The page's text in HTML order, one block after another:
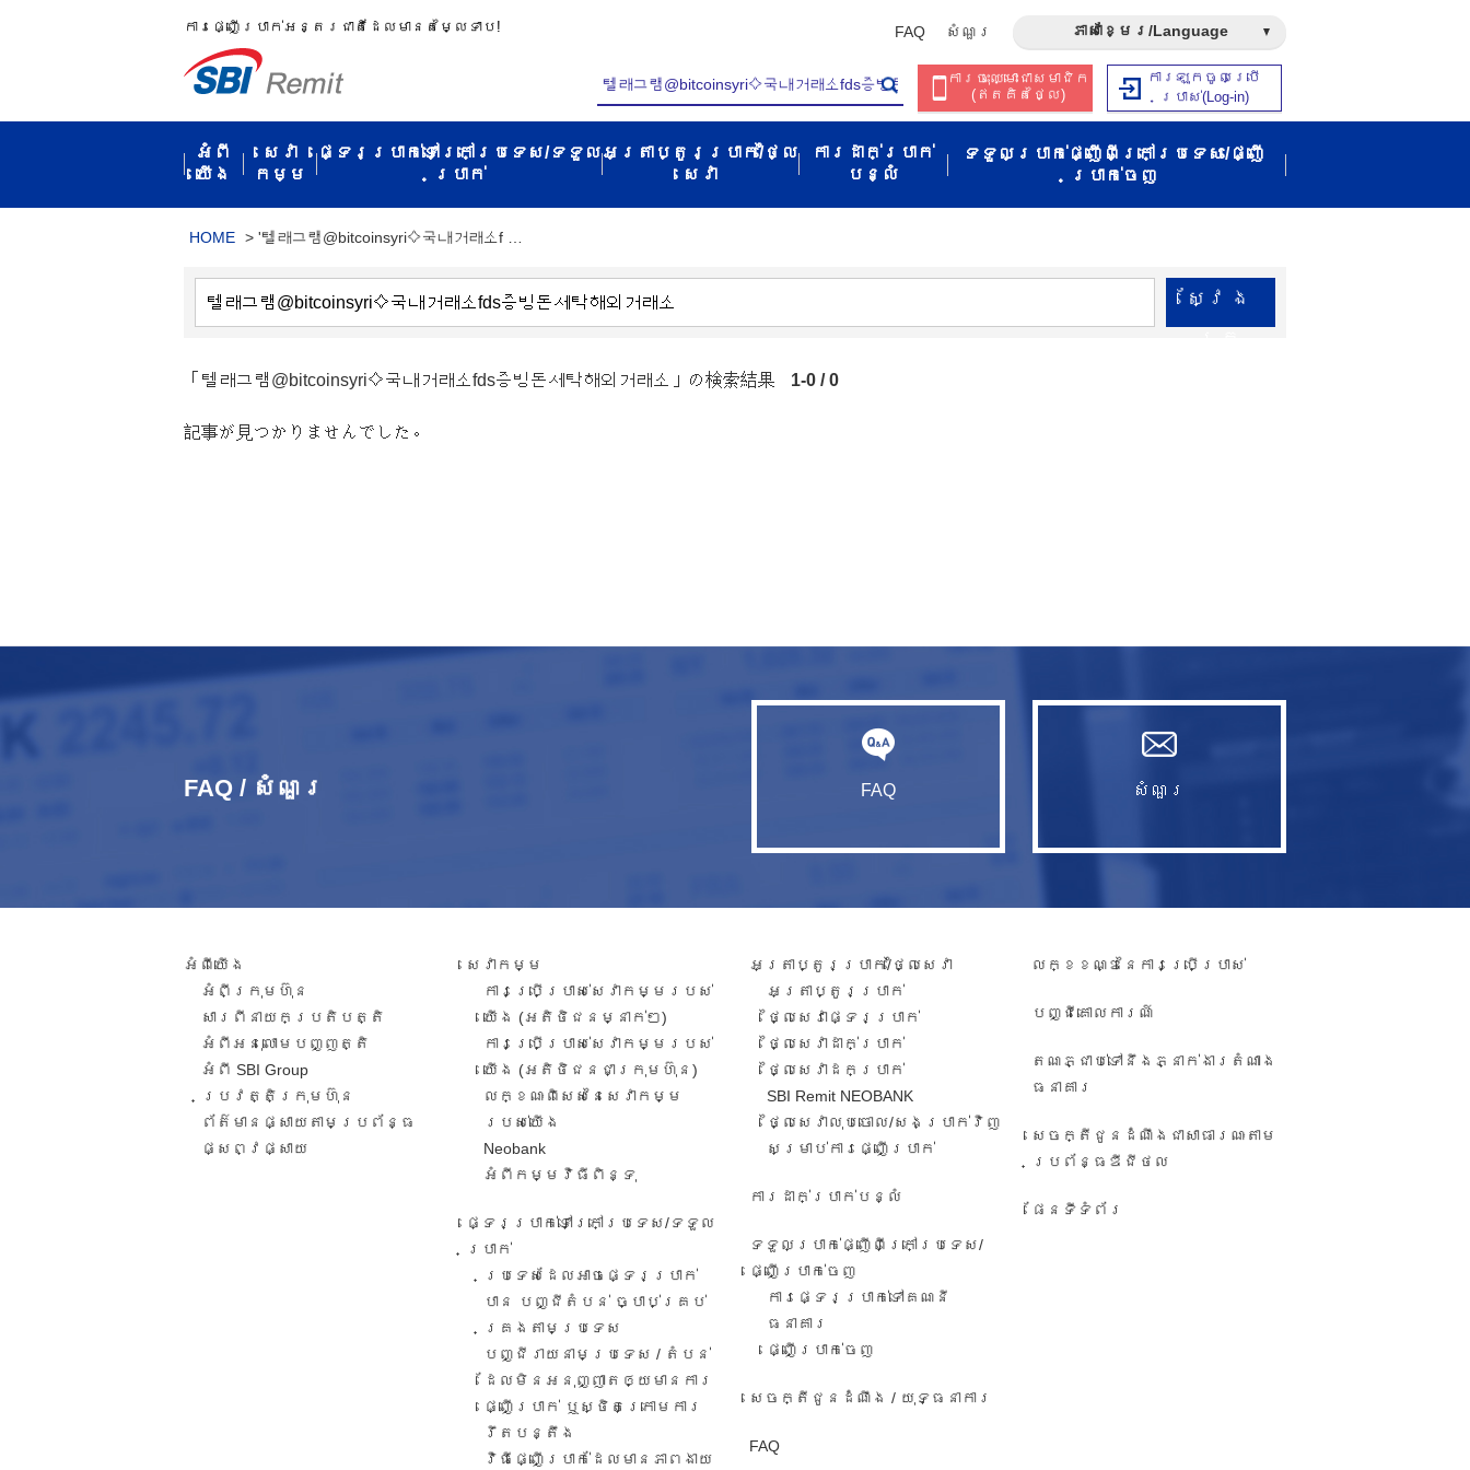
ការ​ផ្ញើប្រាក់​អន្តរជាតិ​ដែល​មាន​តម្លៃ​ទាប! FAQ សំណួរ​ ភាសាខ្មែរ/Language
ការចុះឈ្មោះជាសមាជិក​​
(ឥត​គិត​ថ្លៃ​)
ការឡុកចូលប្រើ
ប្រាស់​(Log-in)
អំពី​
យើង
សេវា
កម្ម​
ផ្ទេរប្រាក់ទៅក្រៅប្រទេស/ទទួល​
ប្រាក់​
អត្រាប្តូរប្រាក់/ថ្លៃ
សេវា​
ការដាក់ប្រាក់
បន្លំ
ទទួលប្រាក់ផ្ញើពីក្រៅប្រទេស/ផ្ញើ
ប្រាក់ចេញ
HOME > '텔래그램@bitcoinsyri⟡국내거래소f …
ស្វែង​
「텔래그램@bitcoinsyri⟡국내거래소fds증빙돈세탁해외거래소」の検索結果 1-0 / 0
記事が見つかりませんでした。
FAQ / សំណួរ​ FAQ សំណួរ​
អំពី​យើង
អំពីក្រុមហ៊ុន
សារពី​នាយកប្រតិបត្តិ​
អំពីអនុលោមបញ្ញត្តិ
អំពី SBI Group
ប្រវត្តិក្រុមហ៊ុន​
ព័ត៌មានផ្សាយតាមប្រព័ន្ធ
ផ្សព្វផ្សាយ​
សេវាកម្ម​
ការ​ប្រើប្រាស់​សេវាកម្ម​របស់​
យើង​ (អតិថិជន​​ម្នាក់​ៗ​)
ការប្រើប្រាស់សេវាកម្ម​​របស់
យើង​ (អតិថិជន​ជា​ក្រុមហ៊ុន​)
លក្ខណៈ​ពិសេស​នៃ​សេវា​កម្ម​
របស់​យើង
Neobank
អំពីកម្មវិធីពិន្ទុ
ផ្ទេរប្រាក់ទៅក្រៅប្រទេស/ទទួល​
ប្រាក់​
ប្រទេសដែលអាចផ្ទេរប្រាក់
បាន បញ្ជីតំបន់ ច្បាប់គ្រប់
គ្រងតាមប្រទេស
បញ្ជីរាយនាមប្រទេស​ / តំបន់​
ដែល​មិន​អនុ​ញ្ញា​តឲ្យ​មានការ​​
ផ្ញើប្រាក់​ ឬ​ស្ថិត​ក្រោ​ម​ការ​
រឹតបន្តឹង
វិធី​ផ្ញើ​ប្រាក់​ដែល​មាន​ភាព​ងាយ​
អត្រាប្តូរប្រាក់/ថ្លៃសេវា​
អត្រា​ប្តូរ​ប្រាក់​
ថ្លៃសេវាផ្ទេរប្រាក់
ថ្លៃសេវាដាក់ប្រាក់
ថ្លៃសេវាដកប្រាក់
SBI Remit NEOBANK
ថ្លៃសេវាលុបចោល/សងប្រាក់វិញ
សម្រាប់ការផ្ញើប្រាក់
ការដាក់ប្រាក់បន្លំ
ទទួលប្រាក់ផ្ញើពីក្រៅប្រទេស/
ផ្ញើប្រាក់ចេញ
ការ​ផ្ទេរ​ប្រាក់​ទៅ​គណនី
ធនាគារ​
​ផ្ញើប្រាក់ចេញ
សេចក្តីជូនដំណឹង / យុទ្ធនាការ
FAQ
លក្ខខណ្ឌនៃការប្រើប្រាស់
បញ្ជី​គោលការណ៍
តណភ្ជាប់ទៅនឹងភ្នាក់ងារតំណាង
ធនាគារ
សេចក្តីជូនដំណឹង​ជា​សាធារណៈ​តាម​
ប្រព័ន្ធ​ឌីជីថល
ផែនទីទំព័រ